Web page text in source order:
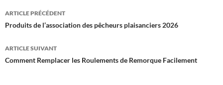
Navigation
des
articles
ARTICLE PRÉCÉDENT
Produits de l’association des pêcheurs plaisanciers 2026
ARTICLE SUIVANT
Comment Remplacer les Roulements de Remorque Facilement